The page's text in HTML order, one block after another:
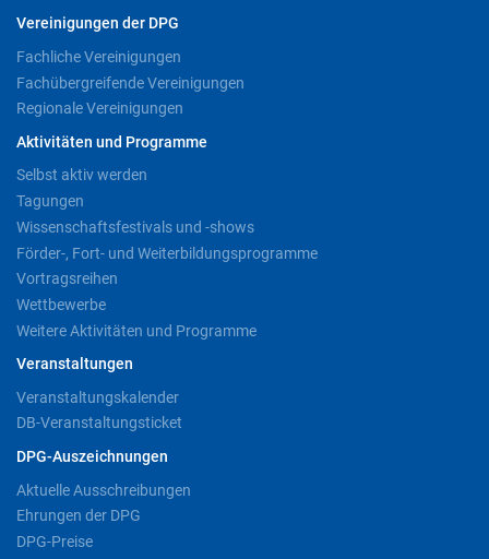
Vereinigungen der DPG
Fachliche Vereinigungen
Fachübergreifende Vereinigungen
Regionale Vereinigungen
Aktivitäten und Programme
Selbst aktiv werden
Tagungen
Wissenschaftsfestivals und -shows
Förder-, Fort- und Weiterbildungsprogramme
Vortragsreihen
Wettbewerbe
Weitere Aktivitäten und Programme
Veranstaltungen
Veranstaltungskalender
DB-Veranstaltungsticket
DPG-Auszeichnungen
Aktuelle Ausschreibungen
Ehrungen der DPG
DPG-Preise